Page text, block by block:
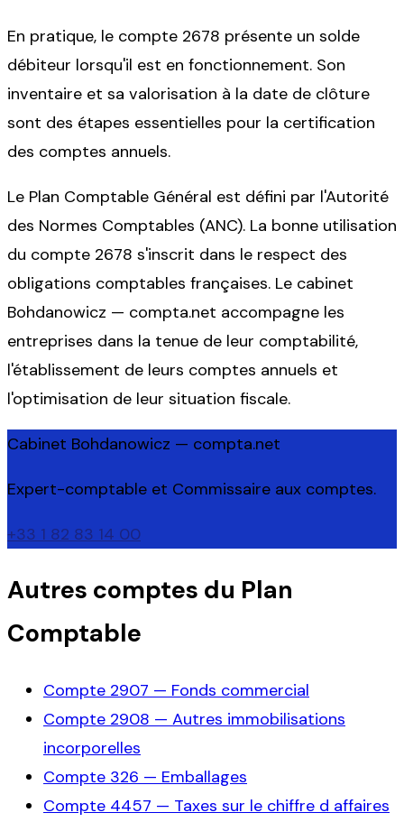
En pratique, le compte 2678 présente un solde
débiteur lorsqu'il est en fonctionnement. Son
inventaire et sa valorisation à la date de clôture
sont des étapes essentielles pour la certification
des comptes annuels.
Le Plan Comptable Général est défini par l'Autorité
des Normes Comptables (ANC). La bonne utilisation
du compte 2678 s'inscrit dans le respect des
obligations comptables françaises. Le cabinet
Bohdanowicz — compta.net accompagne les
entreprises dans la tenue de leur comptabilité,
l'établissement de leurs comptes annuels et
l'optimisation de leur situation fiscale.
Cabinet Bohdanowicz — compta.net
Expert-comptable et Commissaire aux comptes.
+33 1 82 83 14 00
Autres comptes du Plan
Comptable
Compte 2907 — Fonds commercial
Compte 2908 — Autres immobilisations
incorporelles
Compte 326 — Emballages
Compte 4457 — Taxes sur le chiffre d affaires